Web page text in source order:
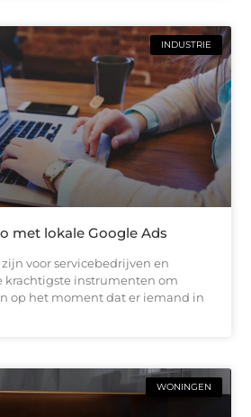
INDUSTRIE
met lokale Google Ads
voor servicebedrijven en
krachtigste instrumenten om
op het moment dat er iemand in
WONINGEN